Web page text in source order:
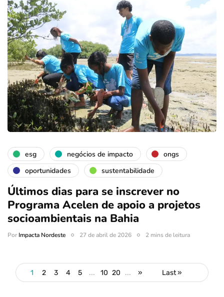
esg negócios de impacto
ongs
oportunidades
sustentabilidade
Últimos dias para se inscrever no
Programa Acelen de apoio a projetos
socioambientais na Bahia
PorImpacta Nordeste 27 de abril de 2026 2 mins de leitura
1 2 3 4 5 ... 10 20 ... » Last »